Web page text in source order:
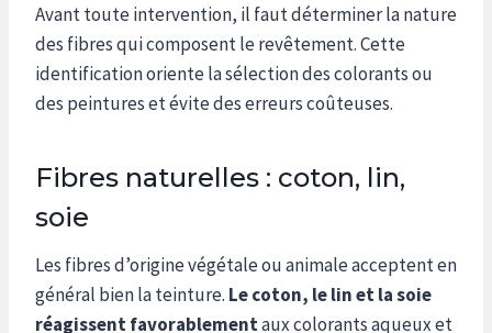
Avant toute intervention, il faut déterminer la nature
des fibres qui composent le revêtement. Cette
identification oriente la sélection des colorants ou
des peintures et évite des erreurs coûteuses.
Fibres naturelles : coton, lin,
soie
Les fibres d’origine végétale ou animale acceptent en
général bien la teinture. Le coton, le lin et la soie
réagissent favorablementaux colorants aqueux et